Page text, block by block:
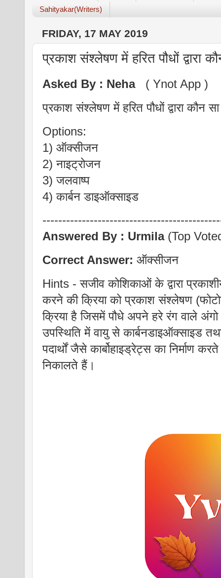
Sahityakar(Writers)
FRIDAY, 17 MAY 2019
प्रकाश संश्लेषण में हरित पौधों द्वारा
Asked By : Neha
( Ynot App )
प्रकाश संश्लेषण में हरित पौधों द्वारा कौन
Options:
1) ऑक्सीजन
2) नाइट्रोजन
3) जलवाष्प
4) कार्बन डाइऑक्साइड
Answered By : Urmila(Top
Correct Answer: ऑक्सीजन
Hints - सजीव कोशिकाओं के द्वारा
करने की क्रिया को प्रकाश संश्लेषण
क्रिया है जिसमें पौधे अपने हरे रंग वाले अंगो
उपस्थिति में वायु से कार्बनडाइऑक्साइड
पदार्थों जैसे कार्बोहाइड्रेट्स का निर्माण
निकालते हैं।